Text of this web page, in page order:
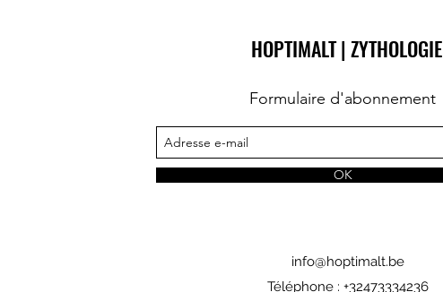
HOPTIMALT | ZYTHOLOGIE
Formulaire d'abonnement
OK
info@hoptimalt.be
Téléphone : +32473334236